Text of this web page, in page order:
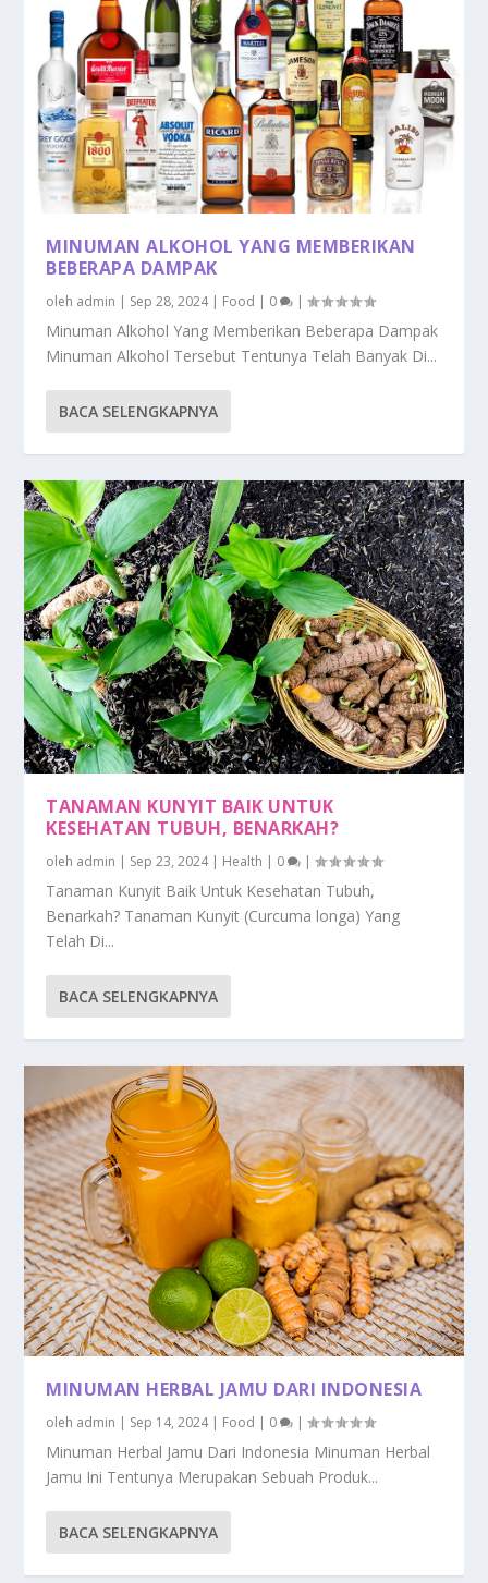
MINUMAN ALKOHOL YANG MEMBERIKAN
BEBERAPA DAMPAK
oleh admin | Sep 28, 2024| Food | 0 |
Minuman Alkohol Yang Memberikan Beberapa Dampak
Minuman Alkohol Tersebut Tentunya Telah Banyak Di...
BACA SELENGKAPNYA
TANAMAN KUNYIT BAIK UNTUK
KESEHATAN TUBUH, BENARKAH?
oleh admin | Sep 23, 2024| Health | 0 |
Tanaman Kunyit Baik Untuk Kesehatan Tubuh,
Benarkah? Tanaman Kunyit (Curcuma longa) Yang
Telah Di...
BACA SELENGKAPNYA
MINUMAN HERBAL JAMU DARI INDONESIA
oleh admin | Sep 14, 2024| Food | 0 |
Minuman Herbal Jamu Dari Indonesia Minuman Herbal
Jamu Ini Tentunya Merupakan Sebuah Produk...
BACA SELENGKAPNYA